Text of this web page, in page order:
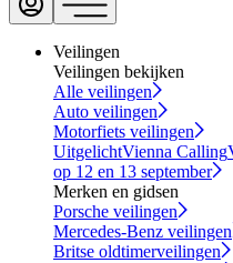
Veilingen
Veilingen bekijken
Alle veilingen
Auto veilingen
Motorfiets veilingen
UitgelichtVienna Calling
op 12 en 13 september
Merken en gidsen
Porsche veilingen
Mercedes-Benz veilingen
Britse oldtimerveilingen